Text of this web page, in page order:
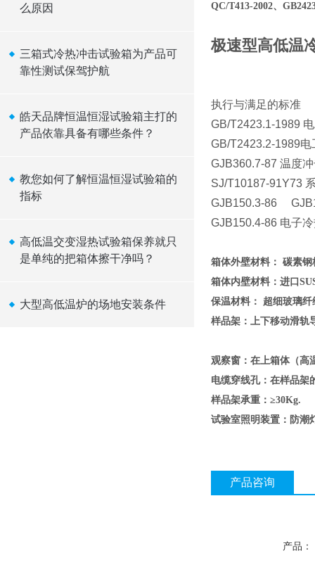
么原因
三箱式冷热冲击试验箱为产品可
靠性测试保驾护航
皓天品牌恒温恒湿试验箱主打的
产品依靠具备有哪些条件？
教您如何了解恒温恒湿试验箱的
指标
高低温交变湿热试验箱保养就只
是单纯的把箱体擦干净吗？
大型高低温炉的场地安装条件
QC/T413-2002、
极速型高低温
执行与满足的标准
GB/T2423.1-1989
GB/T2423.2-1989
GJB360.7-87 温度
SJ/T10187-91Y73
GJB150.3-86
GJB150.4-86 电子
箱体外壁材料： 碳
箱体内壁材料：进口
保温材料： 超细玻
样品架：上下移动滑轨
观察窗：在上箱体（
电缆穿线孔：在样品
样品架承重：
试验室照明装置：防潮
产品咨询
产品：